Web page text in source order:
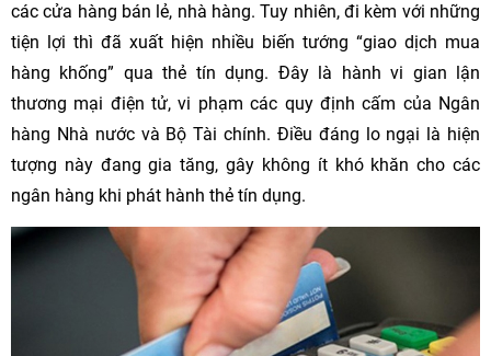
các cửa hàng bán lẻ, nhà hàng. Tuy nhiên, đi kèm với những
tiện lợi thì đã xuất hiện nhiều biến tướng “giao dịch mua
hàng khống” qua thẻ tín dụng. Đây là hành vi gian lận
thương mại điện tử, vi phạm các quy định cấm của Ngân
hàng Nhà nước và Bộ Tài chính. Điều đáng lo ngại là hiện
tượng này đang gia tăng, gây không ít khó khăn cho các
ngân hàng khi phát hành thẻ tín dụng.